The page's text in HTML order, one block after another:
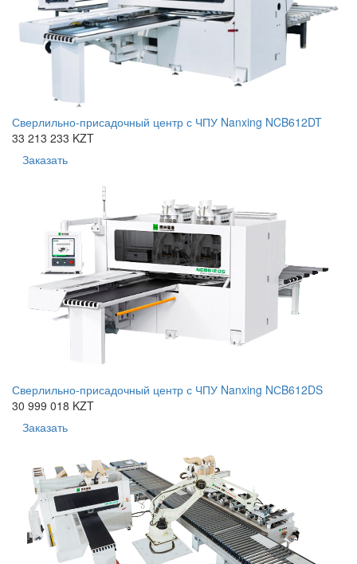
Сверлильно-присадочный центр с ЧПУ Nanxing NCB612DT
33 213 233 KZT
Заказать
Сверлильно-присадочный центр с ЧПУ Nanxing NСB612DS
30 999 018 KZT
Заказать